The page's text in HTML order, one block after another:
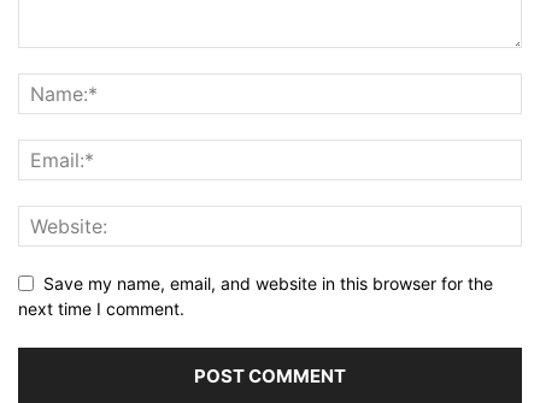
Save my name, email, and website in this browser for the
next time I comment.